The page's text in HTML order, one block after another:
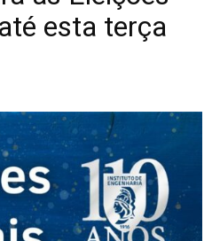
esta terça